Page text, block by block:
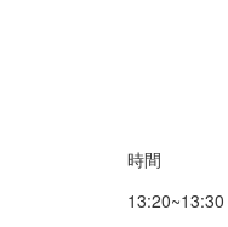
時間
13:20~13:30